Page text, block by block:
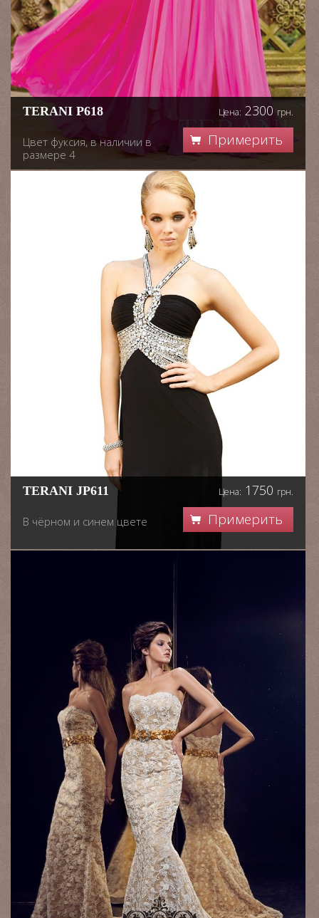
TERANI P618
Цвет фуксия, в наличии в
размере 4
Шикарное бальное
платье с акцентом на три
обстановки, танцов или
Цена: 2300 грн.
Примерить
TERANI JP611
В чёрном и синем цвете
Цена: 1750 грн.
Примерить